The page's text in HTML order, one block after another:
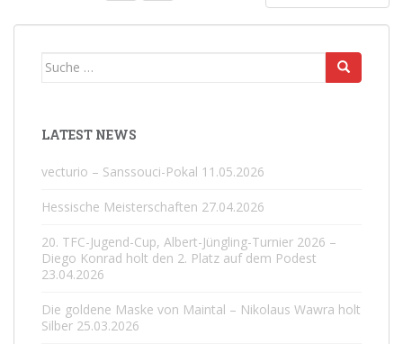
BEITRÄGE
Suche
LATEST NEWS
vecturio – Sanssouci-Pokal 11.05.2026
Hessische Meisterschaften 27.04.2026
20. TFC-Jugend-Cup, Albert-Jüngling-Turnier 2026 –
Diego Konrad holt den 2. Platz auf dem Podest
23.04.2026
Die goldene Maske von Maintal – Nikolaus Wawra holt
Silber 25.03.2026